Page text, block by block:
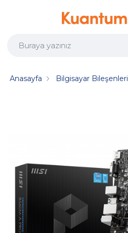
Anasayfa Bilgisayar Bileşenleri